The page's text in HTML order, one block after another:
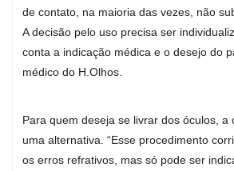
de contato, na maioria das vezes, não
A decisão pelo uso precisa ser
conta a indicação médica e o desejo do
médico do H.Olhos.
Para quem deseja se livrar dos óculos, a
uma alternativa. “Esse procedimento
os erros refrativos, mas só pode ser